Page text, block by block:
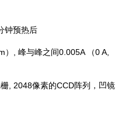
钟预热后
, 峰与峰之间0.005A （0 A,
, 2048像素的CCD阵列，凹镜